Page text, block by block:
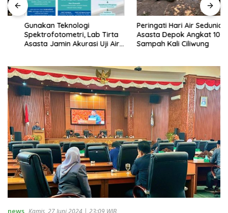
Gunakan Teknologi
Spektrofotometri, Lab Tirta
Asasta Jamin Akurasi Uji Air
Peringati Hari Air Sedunia,
Asasta Depok Angkat 10 Ton
Sampah Kali Ciliwung